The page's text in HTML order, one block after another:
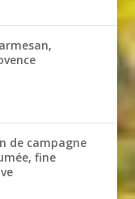
de campagne
fine